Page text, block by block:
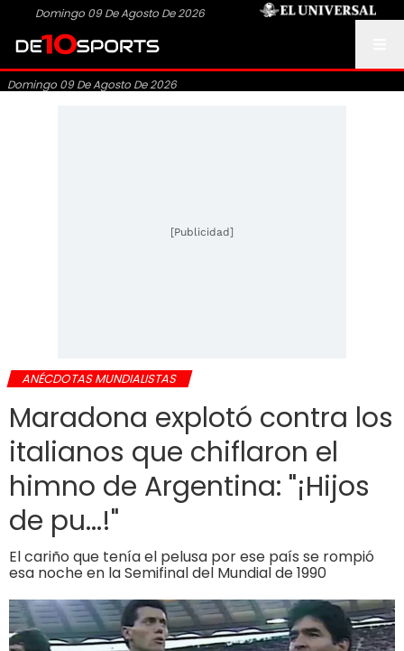
Domingo 09 De Agosto De 2026
Domingo 09 De Agosto De 2026
[Publicidad]
ANÉCDOTAS MUNDIALISTAS
Maradona explotó contra los
italianos que chiflaron el
himno de Argentina: "¡Hijos
de pu...!"
El cariño que tenía el pelusa por ese país se rompió
esa noche en la Semifinal del Mundial de 1990